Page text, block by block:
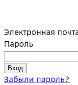
Электронная
Пароль
Забыли пароль?